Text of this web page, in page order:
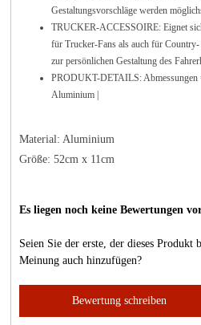
Gestaltungsvorschläge werden
TRUCKER-ACCESSOIRE: Eignet
für Trucker-Fans als auch für
zur persönlichen Gestaltung des
PRODUKT-DETAILS: Abmessungen
Aluminium |
Material: Aluminium
Größe: 52cm x 11cm
Es liegen noch keine Bewertungen
Seien Sie der erste, der dieses Produkt
Meinung auch hinzufügen?
Bewertung schreiben